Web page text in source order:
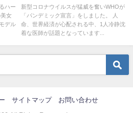
ハー
女
デル
イケメン！
新型コロナウイルスが猛威を奮いWHOが
「パンデミック宣言」をしました。 人
命、世界経済が心配される中、1人冷静沈
着な医師が話題となっています...
サイトマップ お問い合わせ